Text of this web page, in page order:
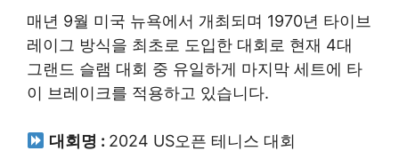
매년 9월 미국 뉴욕에서 개최되며 1970년 타이브
레이그 방식을 최초로 도입한 대회로 현재 4대
그랜드 슬램 대회 중 유일하게 마지막 세트에 타
이 브레이크를 적용하고 있습니다.
대회명 : 2024 US오픈 테니스 대회